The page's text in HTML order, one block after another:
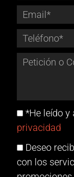
*He leído y
privacidad
Deseo
con los